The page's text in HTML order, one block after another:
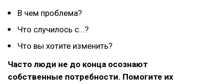
В чем проблема?
Что случилось с...?
Что вы хотите изменить?
Часто люди не до конца осознают
собственные потребности. Помогите их